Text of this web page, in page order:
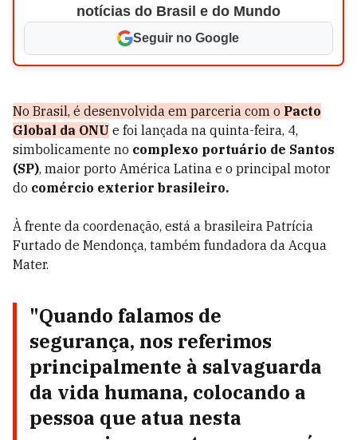
notícias do Brasil e do Mundo
Seguir no Google
No Brasil, é desenvolvida em parceria com o Pacto
Global da ONU e foi lançada na quinta-feira, 4,
simbolicamente no complexo portuário de Santos
(SP), maior porto América Latina e o principal motor
do comércio exterior brasileiro.
À frente da coordenação, está a brasileira Patrícia
Furtado de Mendonça, também fundadora da Acqua
Mater.
"Quando falamos de
segurança, nos referimos
principalmente à salvaguarda
da vida humana, colocando a
pessoa que atua nesta